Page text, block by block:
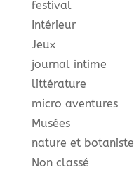
festival
Intérieur
Jeux
journal intime
littérature
micro aventures
Musées
nature et botaniste
Non classé